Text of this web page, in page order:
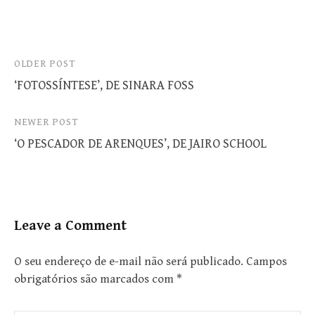
Post
navigation
OLDER POST
‘FOTOSSÍNTESE’, DE SINARA FOSS
NEWER POST
‘O PESCADOR DE ARENQUES’, DE JAIRO SCHOOL
Leave a Comment
O seu endereço de e-mail não será publicado. Campos
obrigatórios são marcados com *